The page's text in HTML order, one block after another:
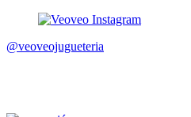
@veoveojugueteria